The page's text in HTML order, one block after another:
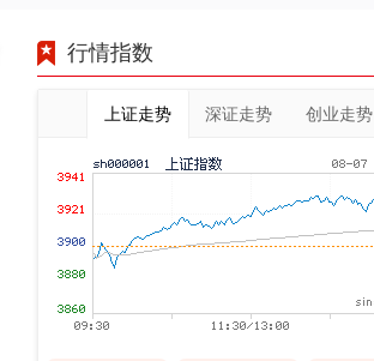
行情指数
上证走势 深证走势 创业走势